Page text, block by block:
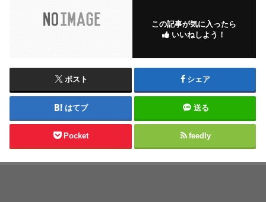
この記事が気に入ったら
いいねしよう！
ポスト シェア
はてブ 送る
Pocket feedly